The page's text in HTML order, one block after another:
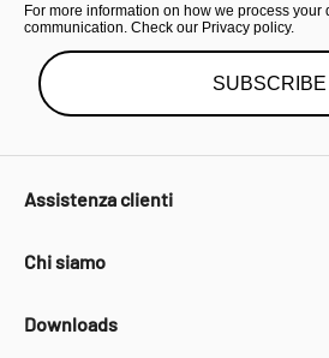
For more information on how we process your
communication. Check our Privacy policy.
SUBSCRIBE
Assistenza clienti
Chi siamo
Downloads